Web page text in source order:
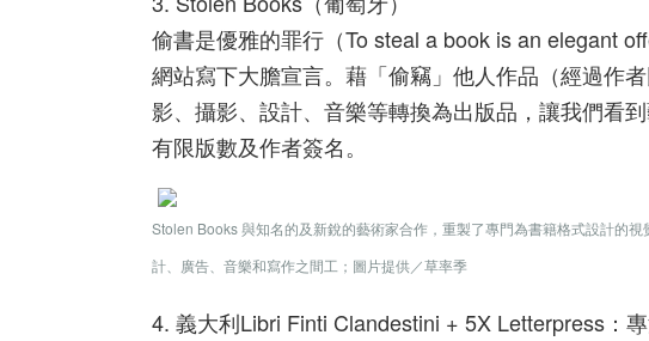
偷書是優雅的罪行（To steal a book is an elegant
網站寫下大膽宣言。藉「偷竊」他人作品（經過作
影、攝影、設計、音樂等轉換為出版品，讓我們看
有限版數及作者簽名。
Stolen Books 與知名的及新銳的藝術家合作，重製了專門為書籍格式設計的
計、廣告、音樂和寫作之間工；圖片提供／草率季
4. 義大利Libri Finti Clandestini + 5X Letterpress：